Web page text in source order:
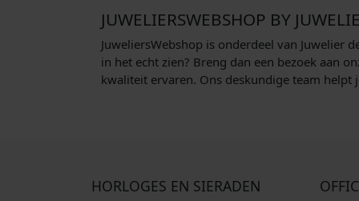
JUWELIERSWEBSHOP BY
JuweliersWebshop is onderdeel van Juwelier
in het echt zien? Breng dan een bezoek aan
kwaliteit ervaren. Ons deskundige team
HORLOGES EN SIERADEN